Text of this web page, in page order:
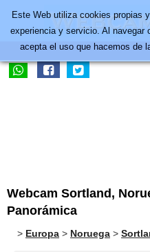
Webcam Sortland,
Panorámica
> Europa > Noruega >
Este Web utiliza cookies propias
experiencia y servicio. Al navegar
acepta el uso que hacemos de